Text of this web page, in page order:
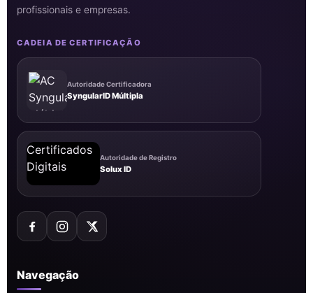
profissionais e empresas.
CADEIA DE CERTIFICAÇÃO
Autoridade Certificadora
SyngularID Múltipla
Autoridade de Registro
Solux ID
Navegação